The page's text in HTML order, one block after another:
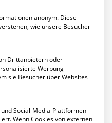
in Ulm am
Treffler von der
vor.
anonym. Diese
wie unsere Besucher
Drittanbietern oder
Werbung
sie Besucher über Websites
Social-Media-Plattformen
Wenn Cookies von externen